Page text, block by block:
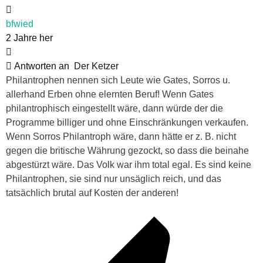
bfwied
2 Jahre her
Antworten an
Der Ketzer
Philantrophen nennen sich Leute wie Gates, Sorros u.
allerhand Erben ohne elernten Beruf! Wenn Gates
philantrophisch eingestellt wäre, dann würde der die
Programme billiger und ohne Einschränkungen verkaufen.
Wenn Sorros Philantroph wäre, dann hätte er z. B. nicht
gegen die britische Währung gezockt, so dass die beinahe
abgestürzt wäre. Das Volk war ihm total egal. Es sind keine
Philantrophen, sie sind nur unsäglich reich, und das
tatsächlich brutal auf Kosten der anderen!